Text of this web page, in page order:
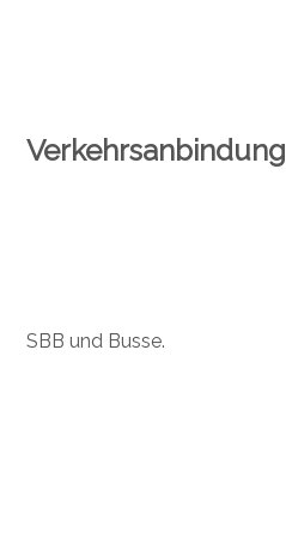
Verkehrsanbindung
SBB und Busse.